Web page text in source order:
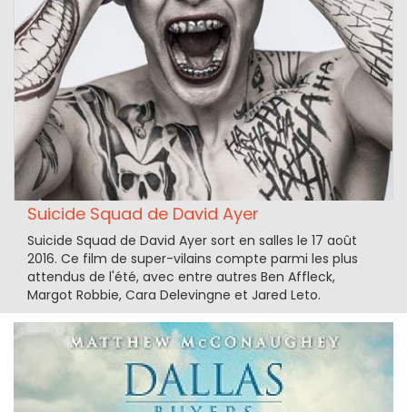
Suicide Squad de David Ayer
Suicide Squad de David Ayer sort en salles le 17 août
2016. Ce film de super-vilains compte parmi les plus
attendus de l'été, avec entre autres Ben Affleck,
Margot Robbie, Cara Delevingne et Jared Leto.